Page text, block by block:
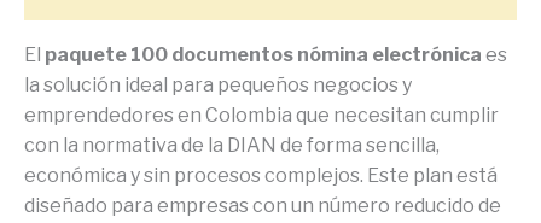
El paquete 100 documentos nómina electrónica es
la solución ideal para pequeños negocios y
emprendedores en Colombia que necesitan cumplir
con la normativa de la DIAN de forma sencilla,
económica y sin procesos complejos. Este plan está
diseñado para empresas con un número reducido de